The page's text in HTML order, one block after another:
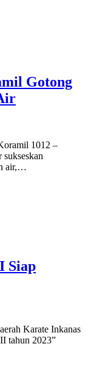
Gotong
1012 –
air,…
Siap
Karate Inkanas
tahun 2023”